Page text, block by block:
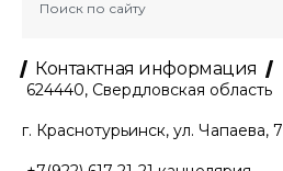
Контактная информация
624440, Свердловская область
г. Краснотурьинск, ул. Чапаева, 7